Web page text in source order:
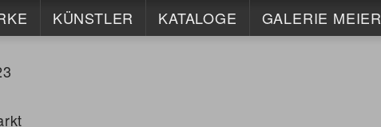
KÜNSTLER
KATALOGE
GALERIE MEIER